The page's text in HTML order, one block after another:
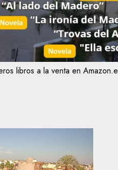
libros a la venta en